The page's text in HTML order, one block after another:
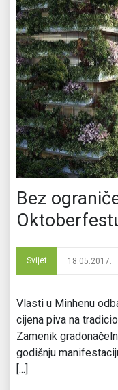
Bez
Svijet 18.05.2017.
Vlasti u Minhenu
cijena piva na
Zamenik
godišnju
[...]